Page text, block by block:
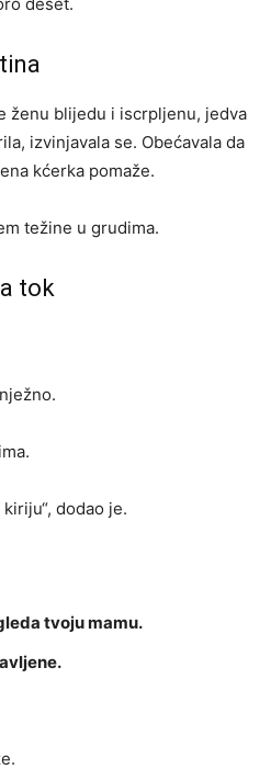
deset.
ženu blijedu i iscrpljenu, jedva
izvinjavala se. Obećavala da
kćerka pomaže.
težine u grudima.
tok
dodao je.
tvoju mamu.